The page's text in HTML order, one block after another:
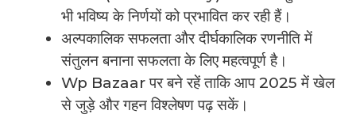
भी भविष्य के निर्णयों को प्रभावित कर रही हैं।
अल्पकालिक सफलता और दीर्घकालिक रणनीति में
संतुलन बनाना सफलता के लिए महत्वपूर्ण है।
Wp Bazaar पर बने रहें ताकि आप 2025 में खेल
से जुड़े और गहन विश्लेषण पढ़ सकें।